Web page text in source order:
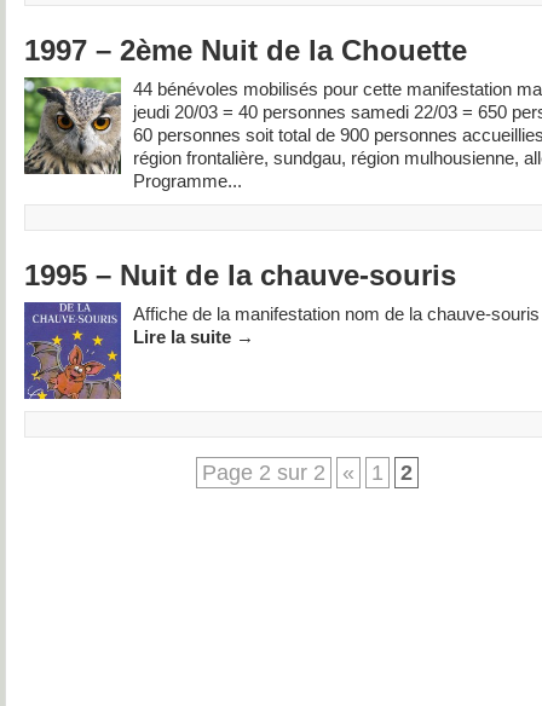
1997 – 2ème Nuit de la Chouette
44 bénévoles mobilisés pour cette manifestation
jeudi 20/03 = 40 personnes samedi 22/03 = 650
60 personnes soit total de 900 personnes
région frontalière, sundgau, région mulhousienne,
Programme...
1995 – Nuit de la chauve-souris
Affiche de la manifestation nom de la chauve-
Lire la suite →
Page 2 sur 2 « 1 2